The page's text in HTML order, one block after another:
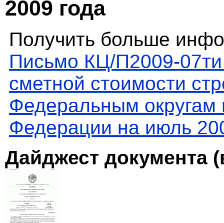
2009 года
Получить больше
Письмо КЦ/П2009-
сметной стоимости
Федеральным округам
Федерации на июль
Дайджест документа